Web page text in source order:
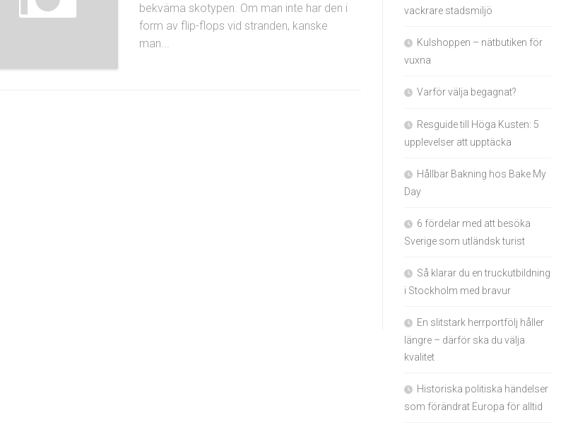
bekväma skotypen. Om man inte har den i
form av flip-flops vid stranden, kanske
man...
vackrare stadsmiljö
Kulshoppen – nätbutiken för
vuxna
Varför välja begagnat?
Resguide till Höga Kusten: 5
upplevelser att upptäcka
Hållbar Bakning hos Bake My
Day
6 fördelar med att besöka
Sverige som utländsk turist
Så klarar du en truckutbildning
i Stockholm med bravur
En slitstark herrportfölj håller
längre – därför ska du välja
kvalitet
Historiska politiska händelser
som förändrat Europa för alltid